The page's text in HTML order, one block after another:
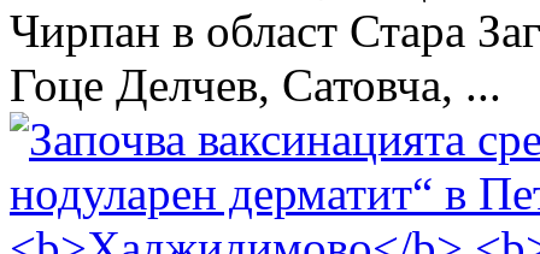
Чирпан в област Стара
Гоце Делчев, Сатовча, ...